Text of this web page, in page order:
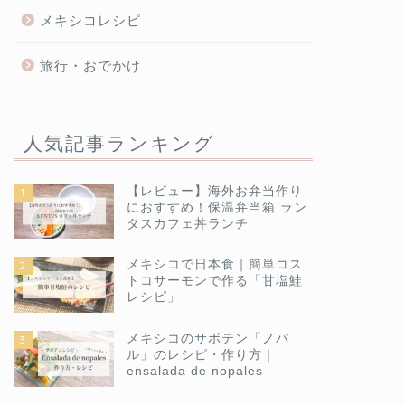
メキシコレシピ
旅行・おでかけ
人気記事ランキング
1
【レビュー】海外お弁当作り
におすすめ！保温弁当箱 ラン
タスカフェ丼ランチ
2
メキシコで日本食｜簡単コス
トコサーモンで作る「甘塩鮭
レシピ」
3
メキシコのサボテン「ノパ
ル」のレシピ・作り方｜
ensalada de nopales